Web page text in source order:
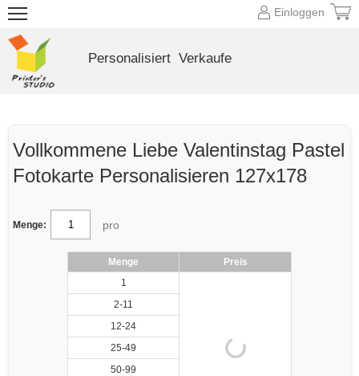
Vollkommene Liebe Valentinstag Pastel
Fotokarte Personalisieren 127x178
Menge: pro
Menge
Preis
1
2-11
12-24
25-49
50-99
Einloggen
Personalisiert Verkaufe